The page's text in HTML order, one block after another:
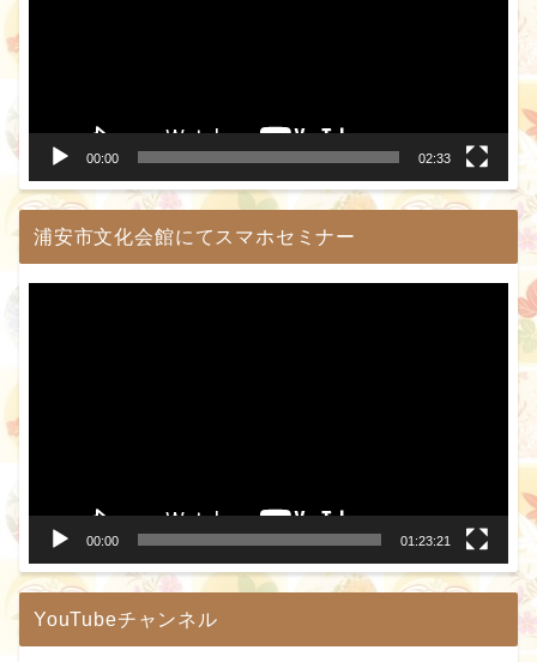
00:00 02:33
浦安市文化会館にてスマホセミナー
00:00 01:23:21
YouTubeチャンネル